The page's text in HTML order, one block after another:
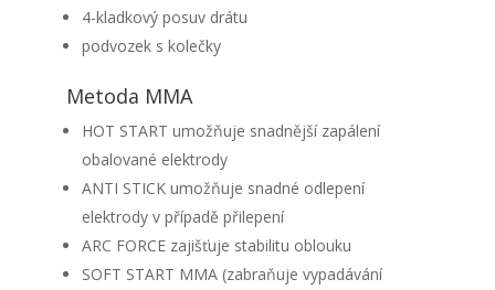
4-kladkový posuv drátu
podvozek s kolečky
Metoda MMA
HOT START umožňuje snadnější zapálení
obalované elektrody
ANTI STICK umožňuje snadné odlepení
elektrody v případě přilepení
ARC FORCE zajišťuje stabilitu oblouku
SOFT START MMA (zabraňuje vypadávání